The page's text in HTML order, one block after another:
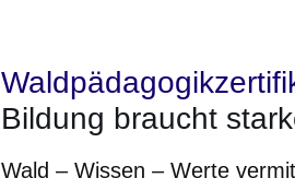
Bildung braucht
Wald – Wissen – Werte